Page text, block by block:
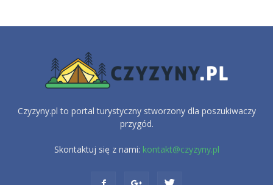
Czyzyny.pl to portal turystyczny stworzony dla poszukiwaczy
przygód.
Skontaktuj się z nami: kontakt@czyzyny.pl